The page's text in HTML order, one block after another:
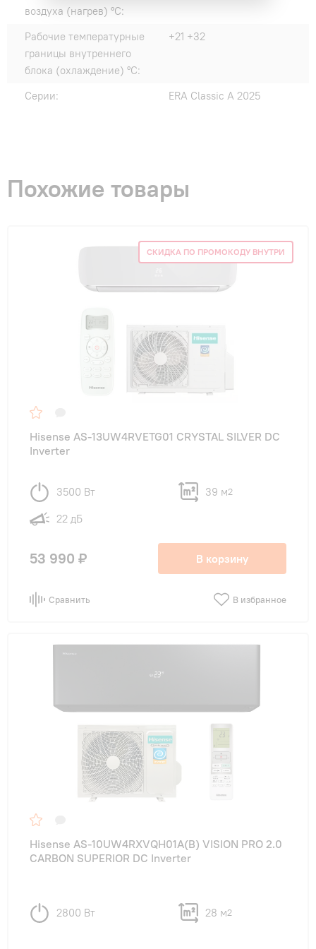
воздуха (нагрев) °C:
Рабочие температурные
границы внутреннего
блока (охлаждение) °C:
+21 +32
Серии: ERA Classic A 2025
Похожие товары
СКИДКА ПО ПРОМОКОДУ ВНУТРИ
Hisense AS-13UW4RVETG01 CRYSTAL SILVER DC
Inverter
3500 Вт 39 м2
22 дБ
53 990 ₽ В корзину
Сравнить В избранное
Hisense AS-10UW4RXVQH01A(B) VISION PRO 2.0
CARBON SUPERIOR DC Inverter
2800 Вт 28 м2